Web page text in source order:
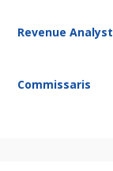
Revenue Analyst
Commissaris